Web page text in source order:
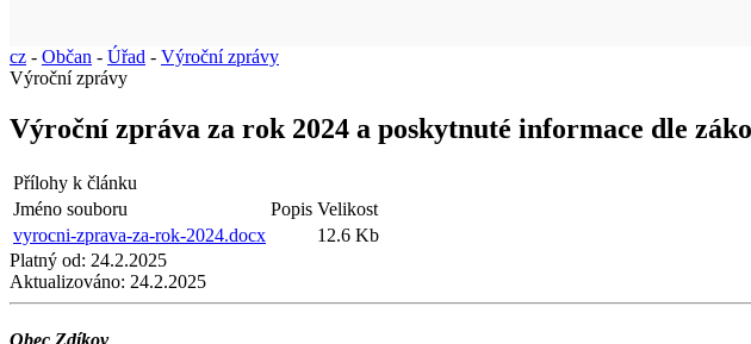
cz - Občan - Úřad - Výroční zprávy
Výroční zprávy
Výroční zpráva za rok 2024 a poskytnuté informace dle
Přílohy k článku
Jméno souboru
Popis Velikost
vyrocni-zprava-za-rok-2024.docx
12.6 Kb
Platný od: 24.2.2025
Aktualizováno: 24.2.2025
Obec Zdíkov